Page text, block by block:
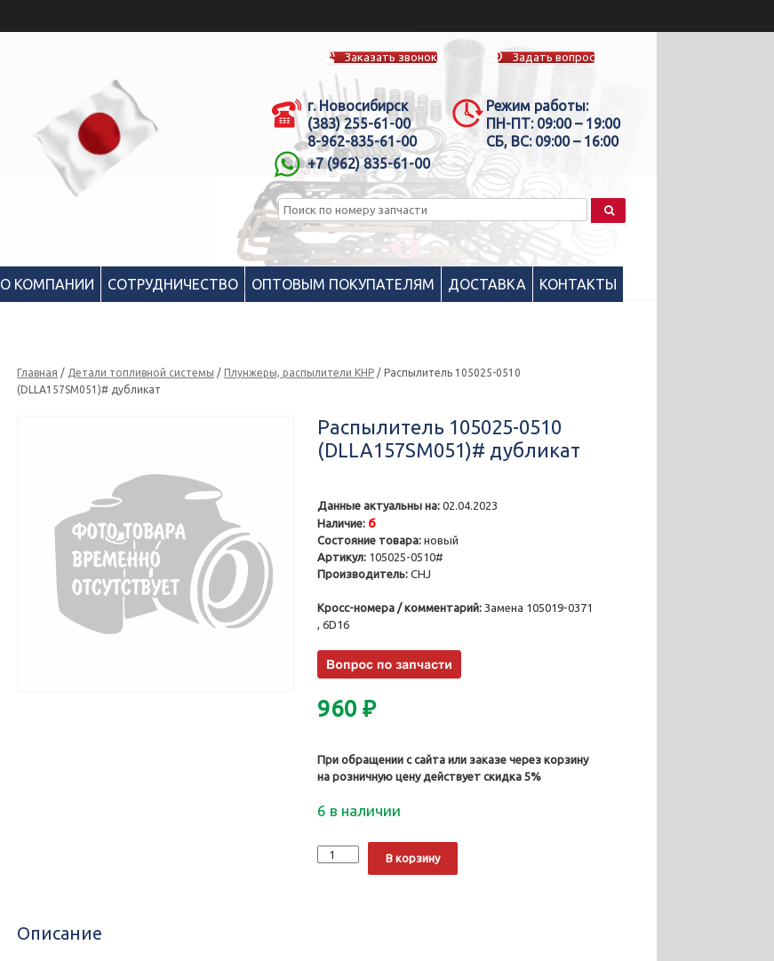
Заказать звонок Задать вопрос
г. Новосибирск
(383) 255-61-00
8-962-835-61-00
+7 (962) 835-61-00
Режим работы:
ПН-ПТ: 09:00 – 19:00
СБ, ВС: 09:00 – 16:00
О КОМПАНИИ СОТРУДНИЧЕСТВО ОПТОВЫМ ПОКУПАТЕЛЯМ ДОСТАВКА КОНТАКТЫ
Главная / Детали топливной системы /Плунжеры, распылители КНР / Распылитель 105025-0510
(DLLA157SM051)# дубликат
Распылитель 105025-0510
(DLLA157SM051)# дубликат
Данные актуальны на: 02.04.2023
Наличие: 6
Состояние товара: новый
Артикул: 105025-0510#
Производитель: CHJ
Кросс-номера / комментарий: Замена 105019-0371
, 6D16
960₽
При обращении с сайта или заказе через корзину
на розничную цену действует скидка 5%
6 в наличии
Количество
Распылитель
В корзину
Описание